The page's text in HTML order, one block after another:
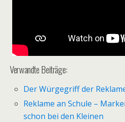
Verwandte Beiträge:
Der Würgegriff der
Reklame an Schule –
schon bei den Kleinen